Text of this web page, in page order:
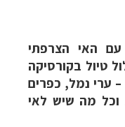
עם האי הצרפתי
טיול בקורסיקה
ערי נמל, כפרים
וכל מה שיש לאי